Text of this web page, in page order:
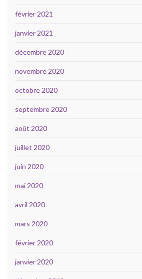
février 2021
janvier 2021
décembre 2020
novembre 2020
octobre 2020
septembre 2020
août 2020
juillet 2020
juin 2020
mai 2020
avril 2020
mars 2020
février 2020
janvier 2020